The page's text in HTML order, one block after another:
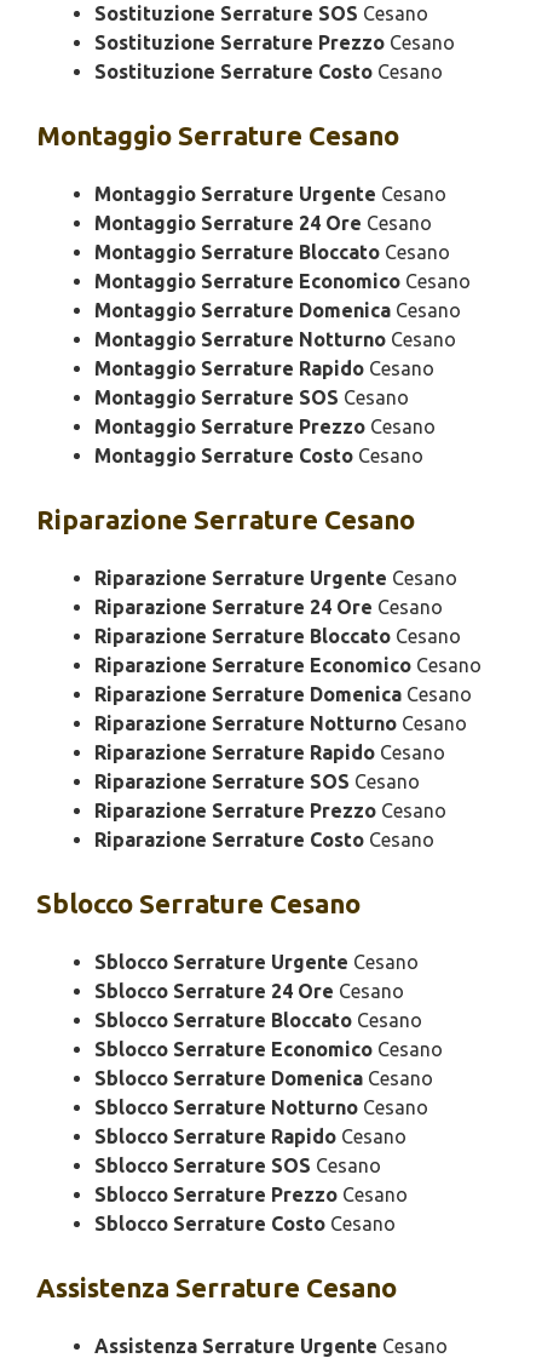
Sostituzione Serrature SOS Cesano
Sostituzione Serrature Prezzo Cesano
Sostituzione Serrature Costo Cesano
Montaggio Serrature Cesano
Montaggio Serrature Urgente Cesano
Montaggio Serrature 24 Ore Cesano
Montaggio Serrature Bloccato Cesano
Montaggio Serrature Economico Cesano
Montaggio Serrature Domenica Cesano
Montaggio Serrature Notturno Cesano
Montaggio Serrature Rapido Cesano
Montaggio Serrature SOS Cesano
Montaggio Serrature Prezzo Cesano
Montaggio Serrature Costo Cesano
Riparazione Serrature Cesano
Riparazione Serrature Urgente Cesano
Riparazione Serrature 24 Ore Cesano
Riparazione Serrature Bloccato Cesano
Riparazione Serrature Economico Cesano
Riparazione Serrature Domenica Cesano
Riparazione Serrature Notturno Cesano
Riparazione Serrature Rapido Cesano
Riparazione Serrature SOS Cesano
Riparazione Serrature Prezzo Cesano
Riparazione Serrature Costo Cesano
Sblocco Serrature Cesano
Sblocco Serrature Urgente Cesano
Sblocco Serrature 24 Ore Cesano
Sblocco Serrature Bloccato Cesano
Sblocco Serrature Economico Cesano
Sblocco Serrature Domenica Cesano
Sblocco Serrature Notturno Cesano
Sblocco Serrature Rapido Cesano
Sblocco Serrature SOS Cesano
Sblocco Serrature Prezzo Cesano
Sblocco Serrature Costo Cesano
Assistenza Serrature Cesano
Assistenza Serrature Urgente Cesano